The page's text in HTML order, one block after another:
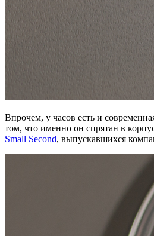
Впрочем, у часов есть и
том, что именно он спрятан в
Small Second, выпускавшихся